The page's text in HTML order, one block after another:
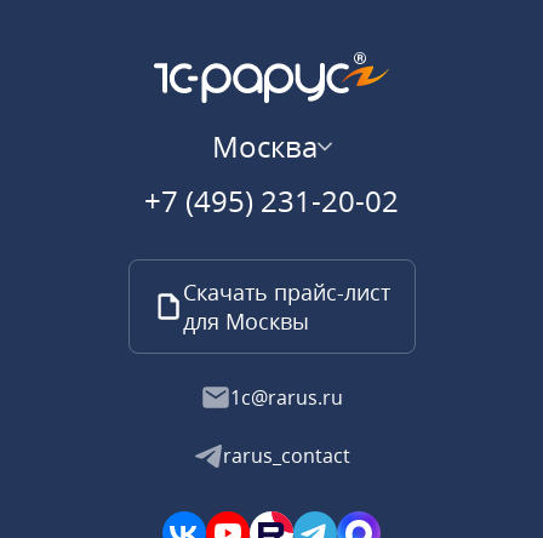
Москва
+7 (495) 231-20-02
Скачать прайс-лист
для Москвы
1c@rarus.ru
rarus_contact